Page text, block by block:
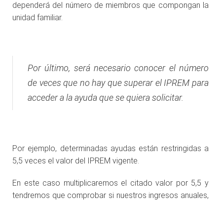
dependerá del número de miembros que compongan la
unidad familiar.
Por último, será necesario conocer el número
de veces que no hay que superar el IPREM para
acceder a la ayuda que se quiera solicitar.
Por ejemplo, determinadas ayudas están restringidas a
5,5 veces el valor del IPREM vigente.
En este caso multiplicaremos el citado valor por 5,5 y
tendremos que comprobar si nuestros ingresos anuales,